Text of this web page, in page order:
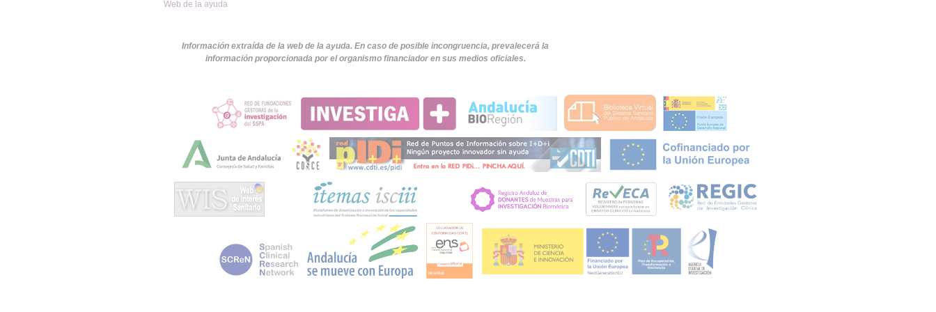
Web de la ayuda
Información extraída de la web de la ayuda. En caso de posible incongruencia, prevalecerá la
información proporcionada por el organismo financiador en sus medios oficiales.